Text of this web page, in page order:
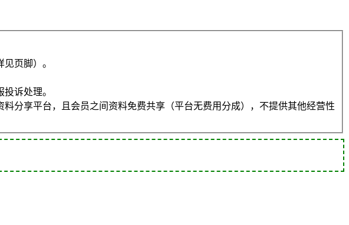
页脚）。
诉处理。
分享平台，且会员之间资料免费共享（平台无费用分成），不提供其他经营性